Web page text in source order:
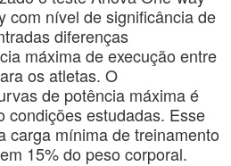
com nível de significância de
diferenças
máxima de execução entre
os atletas. O
de potência máxima é
condições estudadas. Esse
carga mínima de treinamento
15% do peso corporal.